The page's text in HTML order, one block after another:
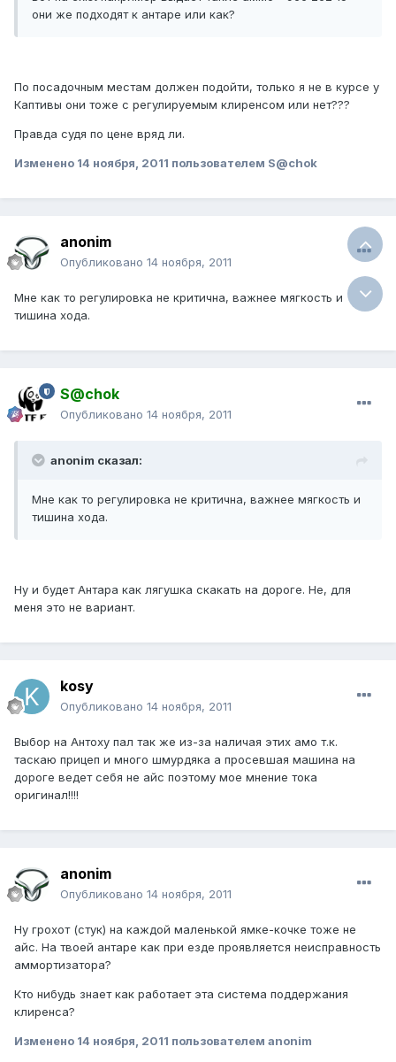
они же подходят к антаре или как?
По посадочным местам должен подойти, только я не в курсе у
Каптивы они тоже с регулируемым клиренсом или нет???
Правда судя по цене вряд ли.
Изменено 14 ноября, 2011 пользователем S@chok
anonim
Опубликовано 14 ноября, 2011
Мне как то регулировка не критична, важнее мягкость и
тишина хода.
S@chok
Опубликовано 14 ноября, 2011
anonim сказал:
Мне как то регулировка не критична, важнее мягкость и
тишина хода.
Ну и будет Антара как лягушка скакать на дороге. Не, для
меня это не вариант.
kosy
Опубликовано 14 ноября, 2011
Выбор на Антоху пал так же из-за наличая этих амо т.к.
таскаю прицеп и много шмурдяка а просевшая машина на
дороге ведет себя не айс поэтому мое мнение тока
оригинал!!!!
anonim
Опубликовано 14 ноября, 2011
Ну грохот (стук) на каждой маленькой ямке-кочке тоже не
айс. На твоей антаре как при езде проявляется неисправность
аммортизатора?
Кто нибудь знает как работает эта система поддержания
клиренса?
Изменено 14 ноября, 2011 пользователем anonim